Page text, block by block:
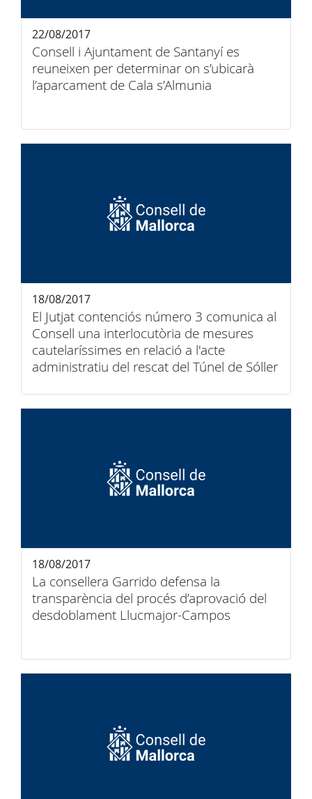
Consell i Ajuntament de Santanyí es
reuneixen per determinar on s’ubicarà
l’aparcament de Cala s’Almunia
22/08/2017
El Jutjat contenciós número 3 comunica al
Consell una interlocutòria de mesures
cautelaríssimes en relació a l'acte
administratiu del rescat del Túnel de Sóller
18/08/2017
La consellera Garrido defensa la
transparència del procés d’aprovació del
desdoblament Llucmajor-Campos
18/08/2017